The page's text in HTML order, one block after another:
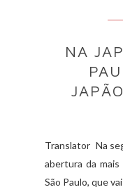
NA
Translator Na
abertura da mais
São Paulo, que vai